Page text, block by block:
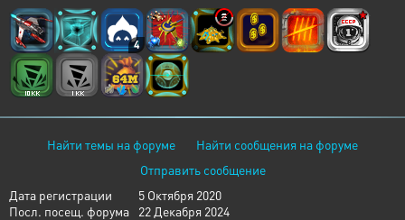
4
Найти темы на форуме
Найти сообщения на форуме
Отправить сообщение
Дата регистрации
5 Октября 2020
Посл. посещ. форума
22 Декабря 2024